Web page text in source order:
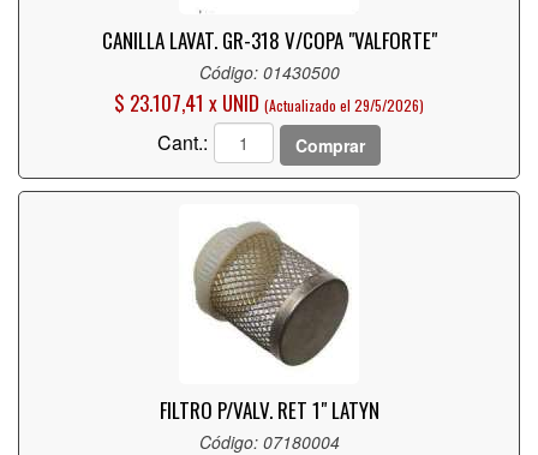
CANILLA LAVAT. GR-318 V/COPA "VALFORTE"
Código: 01430500
$ 23.107,41 x UNID (Actualizado el 29/5/2026)
Cant.: Comprar
FILTRO P/VALV. RET 1" LATYN
Código: 07180004